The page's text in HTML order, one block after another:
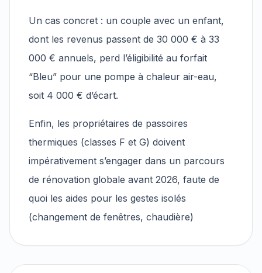
Un cas concret : un couple avec un enfant,
dont les revenus passent de 30 000 € à 33
000 € annuels, perd l’éligibilité au forfait
“Bleu” pour une pompe à chaleur air-eau,
soit 4 000 € d’écart.
Enfin, les propriétaires de passoires
thermiques (classes F et G) doivent
impérativement s’engager dans un parcours
de rénovation globale avant 2026, faute de
quoi les aides pour les gestes isolés
(changement de fenêtres, chaudière)